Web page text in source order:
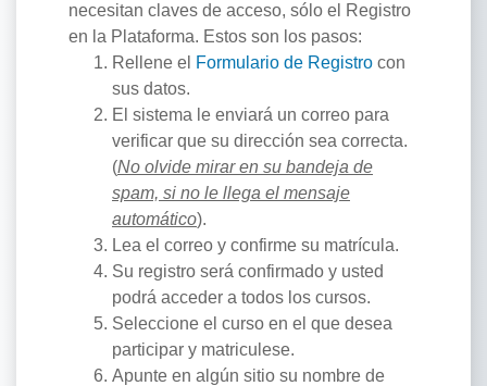
necesitan claves de acceso, sólo el Registro
en la Plataforma. Estos son los pasos:
Rellene el Formulario de Registro con
sus datos.
El sistema le enviará un correo para
verificar que su dirección sea correcta.
(No olvide mirar en su bandeja de
spam, si no le llega el mensaje
automático).
Lea el correo y confirme su matrícula.
Su registro será confirmado y usted
podrá acceder a todos los cursos.
Seleccione el curso en el que desea
participar y matriculese.
Apunte en algún sitio su nombre de